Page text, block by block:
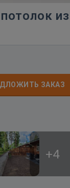
из
ЗАКАЗ
+4